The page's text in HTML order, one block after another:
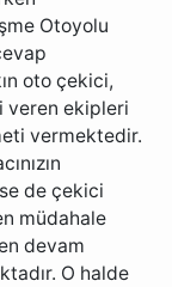
Otoyolu
oto çekici,
veren ekipleri
vermektedir.
de çekici
müdahale
devam
O halde